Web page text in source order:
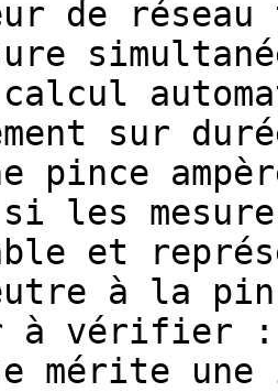
de
sur
pince
les
et
à la
à vérifier :
mérite